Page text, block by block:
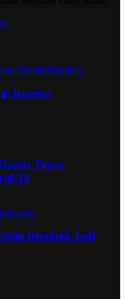
Karena
Tugas
19
Berubah Jadi